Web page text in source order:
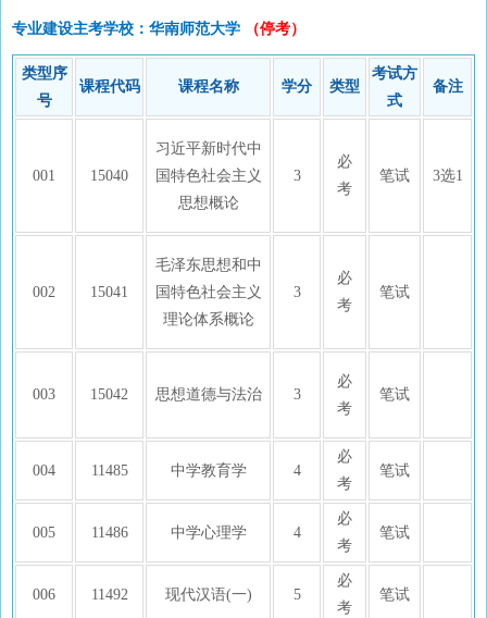
专业建设主考学校：华南师范大学 （停考）
类型序
号
课程代码 课程名称 学分 类型
考试方
式
备注
001 15040
习近平新时代中
国特色社会主义
思想概论
3
必
考
笔试 3选1
002 15041
毛泽东思想和中
国特色社会主义
理论体系概论
3
必
考
笔试
003 15042 思想道德与法治 3
必
考
笔试
004 11485 中学教育学 4
必
考
笔试
005 11486 中学心理学 4
必
考
笔试
006 11492 现代汉语(一) 5
必
考
笔试